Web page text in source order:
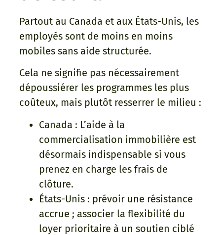
Partout au Canada et aux États-Unis, les
employés sont de moins en moins
mobiles sans aide structurée.
Cela ne signifie pas nécessairement
dépoussiérer les programmes les plus
coûteux, mais plutôt resserrer le milieu :
Canada : L’aide à la
commercialisation immobilière est
désormais indispensable si vous
prenez en charge les frais de
clôture.
États-Unis : prévoir une résistance
accrue ; associer la flexibilité du
loyer prioritaire à un soutien ciblé